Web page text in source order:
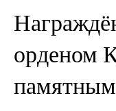
орденом